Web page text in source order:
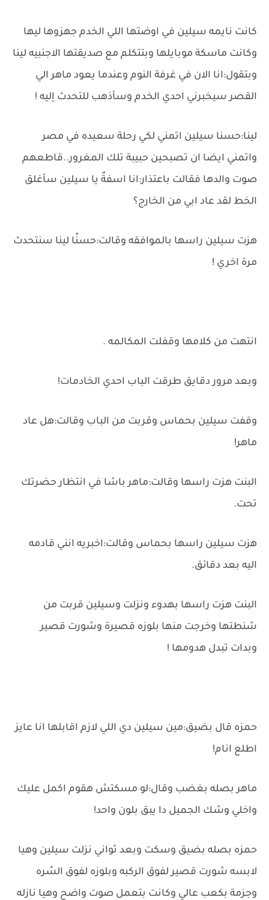
كانت نايمه سيلين في اوضتها اللي الخدم جهزوها ليها
وكانت ماسكة موبايلها وبتتكلم مع صديقتها الاجنبيه لينا
وبتقول:انا الان في غرفة النوم وعندما يعود ماهر الي
القصر سيخبرني احدي الخدم وسأذهب للتحدث إليه !
لينا:حسنا سيلين اتمني لكي رحلة سعيده في مصر
واتمني ايضا ان تصبحين حبيبة تلك المغرور..قاطعهم
صوت والدها فقالت باعتذار:انا اسفةٌ يا سيلين سأغلق
الخط لقد عاد ابي من الخارج؟
هزت سيلين راسها بالموافقه وقالت:حسنًا لينا سنتحدث
مرة اخري !
انتهت من كلامها وقفلت المكالمه .
وبعد مرور دقايق طرقت الباب احدي الخادمات!
وقفت سيلين بحماس وقربت من الباب وقالت:هل عاد
ماهر!
البنت هزت راسها وقالت:ماهر باشا في انتظار حضرتك
تحت.
هزت سيلين راسها بحماس وقالت:اخبريه انني قادمه
اليه بعد دقائق.
البنت هزت راسها بهدوء ونزلت وسيلين قربت من
شنطتها وخرجت منها بلوزه قصيرة وشورت قصير
وبدات تبدل هدومها !
حمزه قال بضيق:مين سيلين دي اللي لازم اقابلها انا عايز
اطلع انام!
ماهر بصله بغضب وقال:لو مسكتش هقوم اكمل عليك
واخلي وشك الجميل دا يبق بلون واحد!
حمزه بصله بضيق وسكت وبعد ثواني نزلت سيلين وهيا
لابسه شورت قصير لفوق الركبه وبلوزه لفوق السُره
وجزمة بكعب عالي وكانت بتعمل صوت واضح وهيا نازله